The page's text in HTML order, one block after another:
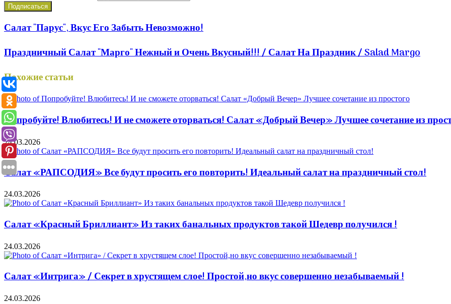
Салат "Парус", Вкус Его Забыть Невозможно!
Праздничный Салат "Марго" Нежный и Очень Вкусный!!! / Салат На Праздник / Salad Margo
Похожие статьи
Попробуйте! Влюбитесь! И не сможете оторваться! Салат «Добрый Вечер» Лучшее сочетание из
24.03.2026
Салат «РАПСОДИЯ» Все будут просить его повторить! Идеальный салат на праздничный стол!
24.03.2026
Салат «Красный Бриллиант» Из таких банальных продуктов такой Шедевр получился !
24.03.2026
Салат «Интрига» / Секрет в хрустящем слое! Простой,но вкус совершенно незабываемый !
24.03.2026